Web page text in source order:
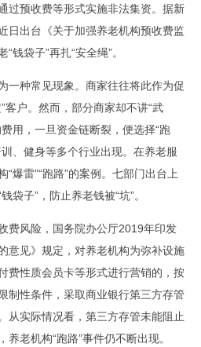
过预收费等形式实施非法集资。据新
日出台《关于加强养老机构预收费监
钱袋子”再扎“安全绳”。
种常见现象。商家往往将此作为促
客户。然而，部分商家却不讲“武
用，一旦资金链断裂，便选择“跑
、健身等多个行业出现。在养老服
爆雷”“跑路”的案例。七部门出台上
袋子”，防止养老钱被“坑”。
风险，国务院办公厅2019年印发
意见》规定，对养老机构为弥补设施
费性质会员卡等形式进行营销的，按
制性条件，采取商业银行第三方存管
从实际情况看，第三方存管未能阻止
老机构“跑路”事件仍不断出现。